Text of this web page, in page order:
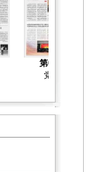
第04版
党建